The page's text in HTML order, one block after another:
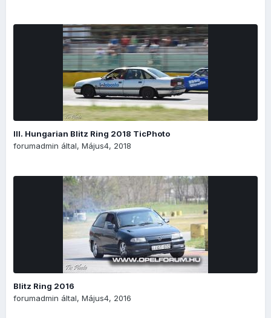
III. Hungarian Blitz Ring 2018 TicPhoto
forumadmin által, Május4, 2018
Blitz Ring 2016
forumadmin által, Május4, 2016